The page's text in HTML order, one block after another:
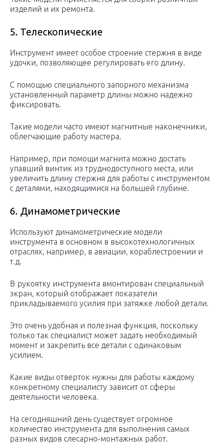
изделий и их ремонта.
5. Телескопические
Инструмент имеет особое строение стержня в виде
удочки, позволяющее регулировать его длину.
С помощью специального запорного механизма
установленный параметр длины можно надежно
фиксировать.
Такие модели часто имеют магнитные наконечники,
облегчающие работу мастера.
Например, при помощи магнита можно достать
упавший винтик из труднодоступного места, или
увеличить длину стержня для работы с инструментом
с деталями, находящимися на большей глубине.
6. Динамометрические
Используют динамометрические модели
инструмента в основном в высокотехнологичных
отраслях, например, в авиации, кораблестроении и
т.д.
В рукоятку инструмента вмонтирован специальный
экран, который отображает показатели
прикладываемого усилия при затяжке любой детали.
Это очень удобная и полезная функция, поскольку
только так специалист может задать необходимый
момент и закрепить все детали с одинаковым
усилием.
Какие виды отверток нужны для работы каждому
конкретному специалисту зависит от сферы
деятельности человека.
На сегодняшний день существует огромное
количество инструмента для выполнения самых
разных видов слесарно-монтажных работ.